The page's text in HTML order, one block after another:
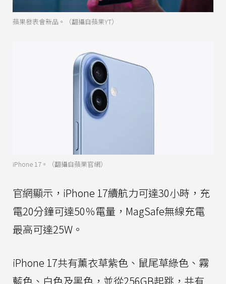
蘋果發表會新品。（翻攝自蘋果YT）
iPhone 17。（翻攝自蘋果官網）
官網顯示，iPhone 17續航力可達30小時，充
電20分鐘可達50％電量，MagSafe無線充電
最高可達25W。
iPhone 17共有薰衣草紫色、鼠尾草綠色、霧
藍色、白色及黑色，並從256GB起跳，共有